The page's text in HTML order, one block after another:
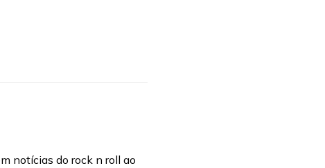
notícias do rock n roll ao